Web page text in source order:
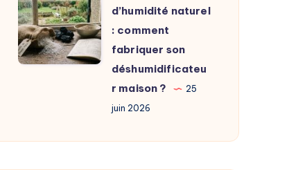
puissance
et
température
?
d’humidité
naturel
:
comment
maison
d’humidité naturel
: comment
fabriquer son
déshumidificateu
r maison ?
25
juin 2026